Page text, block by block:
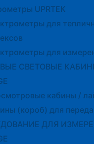
UPRTEK
для
для
СВЕТОВЫЕ
кабины /
(короб) для
ДЛЯ